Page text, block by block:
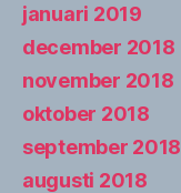
januari 2019
december 2018
november 2018
oktober 2018
september 2018
augusti 2018